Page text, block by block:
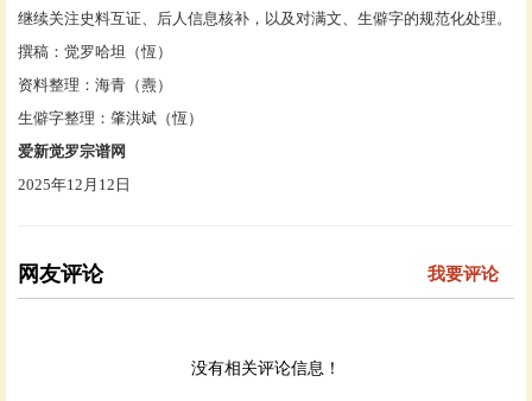
继续关注史料互证、后人信息核补，以及对满文、生僻字的规范化处理。
撰稿：觉罗哈坦（恆）
资料整理：海青（燾）
生僻字整理：肇洪斌（恆）
爱新觉罗宗谱网
2025年12月12日
网友评论 我要评论
没有相关评论信息！